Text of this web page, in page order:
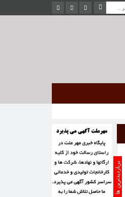
پربازدیدترین ها